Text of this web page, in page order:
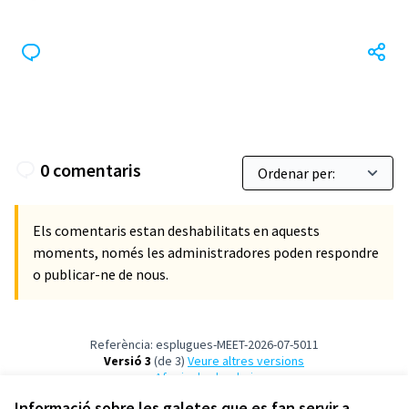
0 comentaris
Els comentaris estan deshabilitats en aquests
moments, només les administradores poden respondre
o publicar-ne de nous.
Referència: esplugues-MEET-2026-07-5011
Versió 3 (de 3)
veure altres versions
Afegir al calendari